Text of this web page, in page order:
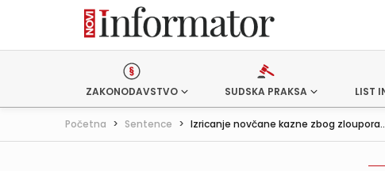
ZAKONODAVSTVO SUDSKA PRAKSA LIST
Početna > Sentence > Izricanje novčane kazne zbog